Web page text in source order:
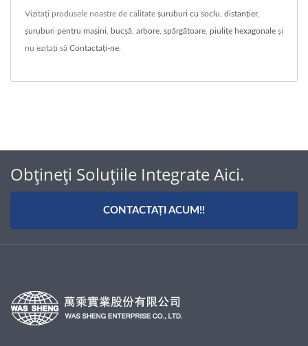
Vizitați produsele noastre de calitate șuruburi cu soclu distanţier,
șuruburi pentru mașini bucșă arbore spărgătoare piulițe hexagonale și
nu ezitați să Contactați-ne
Obțineți Soluțiile Integrate Aici.
CONTACTAȚI ACUM!!